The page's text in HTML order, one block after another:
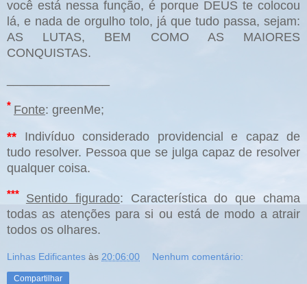
você está nessa função, é porque DEUS te colocou
lá, e nada de orgulho tolo, já que tudo passa, sejam:
AS LUTAS, BEM COMO AS MAIORES
CONQUISTAS.
* Fonte: greenMe;
** Indivíduo considerado providencial e capaz de
tudo resolver. Pessoa que se julga capaz de resolver
qualquer coisa.
*** Sentido figurado: Característica do que chama
todas as atenções para si ou está de modo a atrair
todos os olhares.
Linhas Edificantes às 20:06:00 Nenhum comentário:
Compartilhar